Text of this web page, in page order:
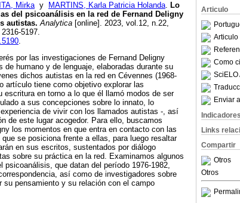
Articulo
Articulo
Como
SciELO
Enviar
Indicadores
Links
Compartir
Otros
Otros
Mirkay MARTINS, Karla Patricia Holanda. Lo
del psicoanálisis en la red de Fernand Deligny
autistas. Analytica [online]. 2023, vol.12, n.22,
5197.
.
por las investigaciones de Fernand Deligny
de humano y de lenguaje, elaboradas durante su
dichos autistas en la red en Cévennes (1968-
artículo tiene como objetivo explorar las
en torno a lo que él llamó modos de ser
a sus concepciones sobre lo innato, lo
de vivir con los llamados autistas -, así
de este lugar acogedor. Para ello, buscamos
los momentos en que entra en contacto con las
se posiciona frente a ellas, para luego resaltar
en sus escritos, sustentados por diálogo
sobre su práctica en la red. Examinamos algunos
que datan del período 1976-1982,
así como de investigadores sobre
su pensamiento y su relación con el campo